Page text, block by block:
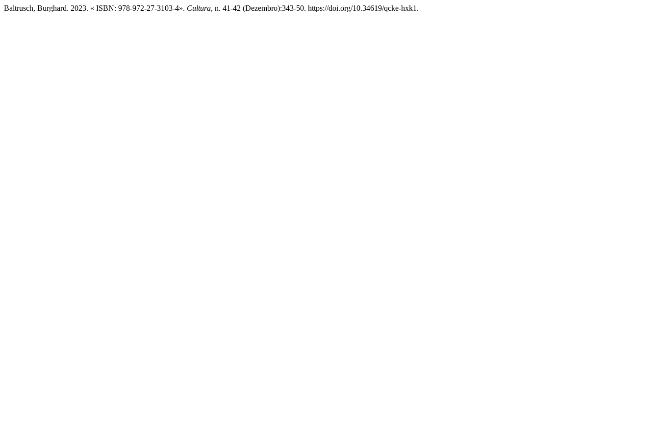
Baltrusch, Burghard. 2023. « ISBN: 978-972-27-3103-4». Cultura, n. 41-42 (Dezembro):343-50. https://doi.org/10.34619/qcke-hxk1.